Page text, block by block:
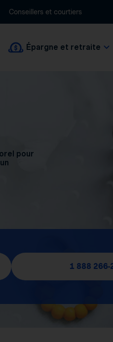
Conseillers et courtiers
Épargne et retraite
pour
1 888 266-